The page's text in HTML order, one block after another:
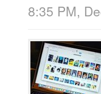
8:35 PM,